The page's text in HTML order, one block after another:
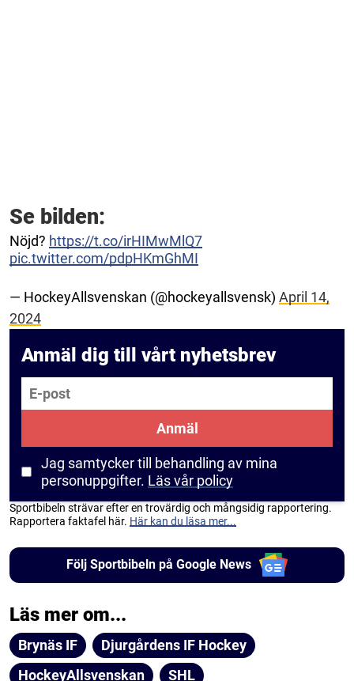
Se bilden:
Nöjd? https://t.co/irHIMwMlQ7
pic.twitter.com/pdpHKmGhMI
— HockeyAllsvenskan (@hockeyallsvensk) April 14,
2024
Anmäl dig till vårt nyhetsbrev
E-post
Anmäl
Jag samtycker till behandling av mina
personuppgifter. Läs vår policy
Sportbibeln strävar efter en trovärdig och mångsidig rapportering.
Rapportera faktafel här. Här kan du läsa mer...
Följ Sportbibeln på Google News
Läs mer om...
Brynäs IF
Djurgårdens IF Hockey
HockeyAllsvenskan
SHL